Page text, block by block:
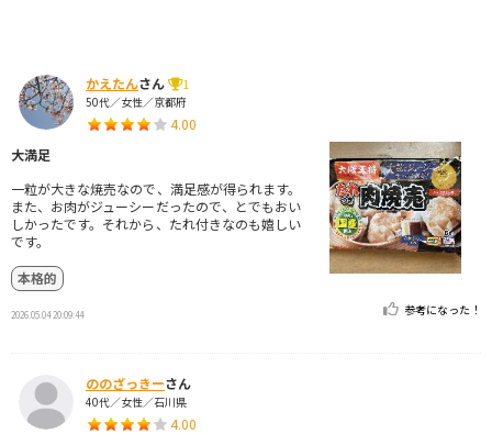
かえたんさん
1
50代／女性／京都府
4.00
大満足
一粒が大きな焼売なので、満足感が得られます。
また、お肉がジューシーだったので、とでもおい
しかったです。それから、たれ付きなのも嬉しい
です。
本格的
2026.05.04 20:09:44 参考になった！
ののざっきーさん
40代／女性／石川県
4.00